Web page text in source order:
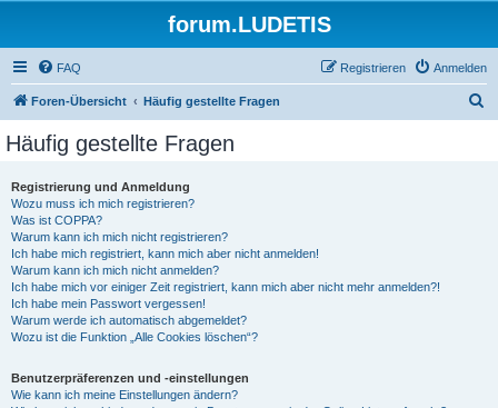
forum.LUDETIS
FAQ Anmelden
Registrieren
Foren-Übersicht Häufig gestellte Fragen
Häufig gestellte Fragen
Registrierung und Anmeldung
Wozu muss ich mich registrieren?
Was ist COPPA?
Warum kann ich mich nicht registrieren?
Ich habe mich registriert, kann mich aber nicht anmelden!
Warum kann ich mich nicht anmelden?
Ich habe mich vor einiger Zeit registriert, kann mich aber nicht mehr anmelden?!
Ich habe mein Passwort vergessen!
Warum werde ich automatisch abgemeldet?
Wozu ist die Funktion „Alle Cookies löschen“?
Benutzerpräferenzen und -einstellungen
Wie kann ich meine Einstellungen ändern?